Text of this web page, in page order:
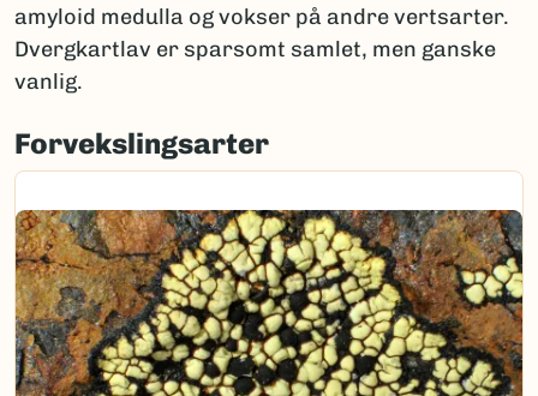
amyloid medulla og vokser på andre vertsarter.
Dvergkartlav er sparsomt samlet, men ganske
vanlig.
Forvekslingsarter